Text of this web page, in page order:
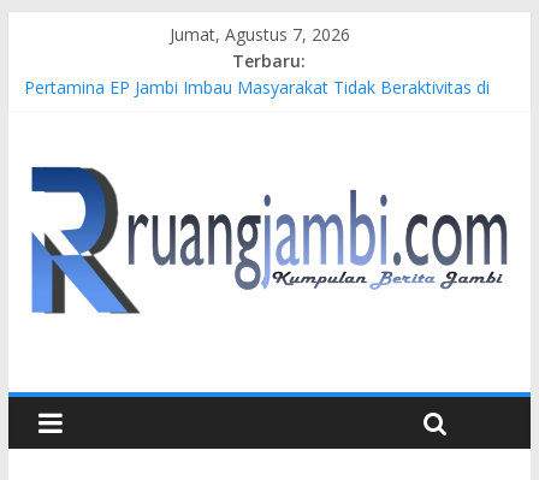
Jumat, Agustus 7, 2026
Terbaru:
Pertamina EP Jambi Imbau Masyarakat Tidak Beraktivitas di
Didampingi Pengacara Chris Januardi
Hj. Hesti Haris Dorong Lahirnya Wirausaha Muda Melalui
Pelatihan Batik Kontemporer PKW
Siap Dukung Kegiatan Hulu Migas, Kapolda Jambi Kunjungi
FSO 115
Gubernur Al Haris Buka Turnamen Tenis Antar Alumni